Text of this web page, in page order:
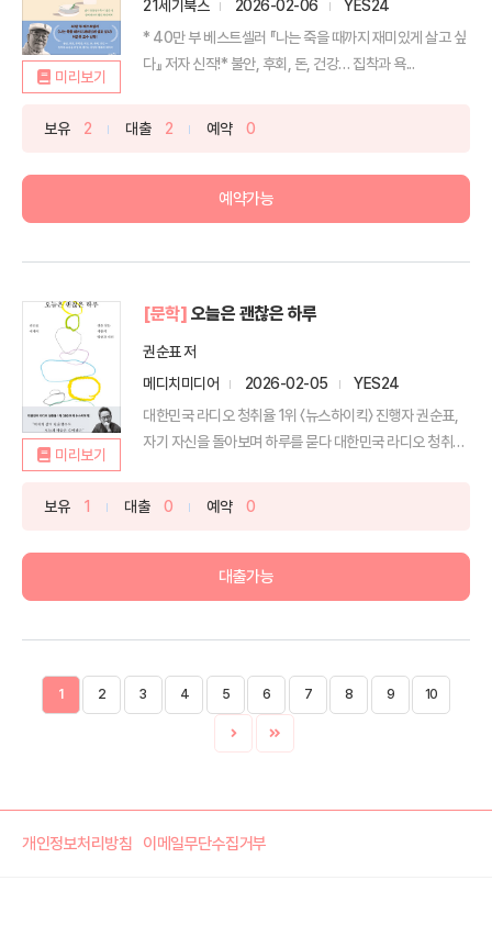
미리보기
21세기북스
2026-02-06
YES24
* 40만 부 베스트셀러 『나는 죽을 때까지 재미있게 살고 싶
다』 저자 신작!* 불안, 후회, 돈, 건강… 집착과 욕...
보유 2 대출 2 예약 0
예약가능
미리보기
[문학] 오늘은 괜찮은 하루
권순표 저
메디치미디어
2026-02-05
YES24
대한민국 라디오 청취율 1위 〈뉴스하이킥〉 진행자 권순표,
자기 자신을 돌아보며 하루를 묻다 대한민국 라디오 청취율
보유 1 대출 0 예약 0
대출가능
1 2 3 4 5 6 7 8 9 10
개인정보처리방침 이메일무단수집거부